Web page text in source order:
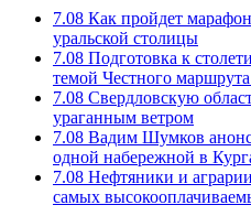
7.08 Как пройдет
уральской столицы
7.08 Подготовка к
темой Честного
7.08 Свердловскую
ураганным ветром
7.08 Вадим Шумков
одной набережной в
7.08 Нефтяники и
самых